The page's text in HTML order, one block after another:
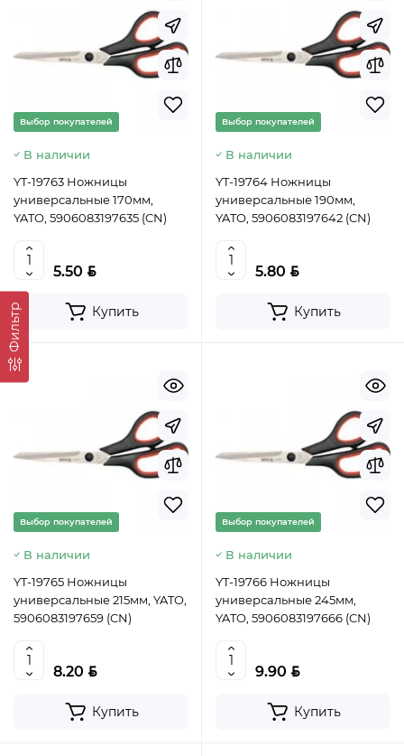
Фильтр
Выбор покупателей
В наличии
YT-19763 Ножницы
универсальные 170мм,
YATO, 5906083197635 (CN)
5.50 BYN
Купить
Выбор покупателей
В наличии
YT-19764 Ножницы
универсальные 190мм,
YATO, 5906083197642 (CN)
5.80 BYN
Купить
Выбор покупателей
В наличии
YT-19765 Ножницы
универсальные 215мм, YATO,
5906083197659 (CN)
8.20 BYN
Купить
Выбор покупателей
В наличии
YT-19766 Ножницы
универсальные 245мм,
YATO, 5906083197666 (CN)
9.90 BYN
Купить